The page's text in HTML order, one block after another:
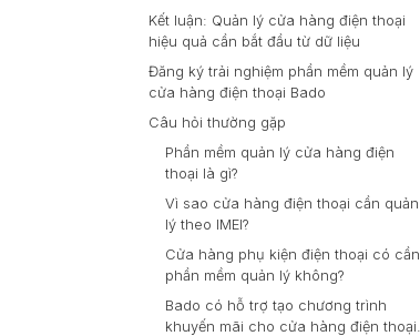
mềm?
Kết luận: Quản lý cửa hàng điện thoại
hiệu quả cần bắt đầu từ dữ liệu
Đăng ký trải nghiệm phần mềm quản lý
cửa hàng điện thoại Bado
Câu hỏi thường gặp
Phần mềm quản lý cửa hàng điện
thoại là gì?
Vì sao cửa hàng điện thoại cần quản
lý theo IMEI?
Cửa hàng phụ kiện điện thoại có cần
phần mềm quản lý không?
Bado có hỗ trợ tạo chương trình
khuyến mãi cho cửa hàng điện thoại